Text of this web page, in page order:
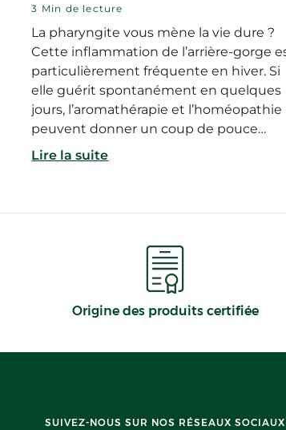
3 Min de lecture
La pharyngite vous mène la vie dure ?
Cette inflammation de l’arrière-gorge
particulièrement fréquente en hiver. Si
elle guérit spontanément en quelques
jours, l’aromathérapie et l’homéopathie
peuvent donner un coup de pouce…
Lire la suite
Origine des produits certifiée
SUIVEZ-NOUS SUR NOS RÉSEAUX SOCIAUX